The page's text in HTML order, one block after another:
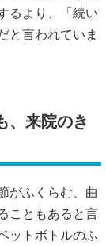
るより、「続い
と言われていま
、来院のき
がふくらむ、曲
こともあると言
ットボトルのふ